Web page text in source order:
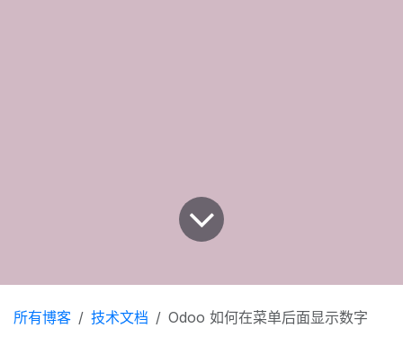
所有博客 技术文档 Odoo 如何在菜单后面显示数字